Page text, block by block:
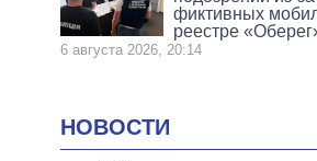
фиктивных
реестре
6 августа 2026, 20:14
НОВОСТИ